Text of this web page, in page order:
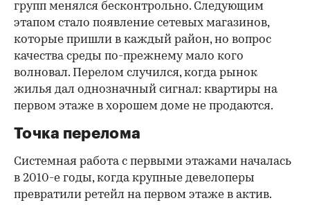
групп менялся бесконтрольно. Следующим
этапом стало появление сетевых магазинов,
которые пришли в каждый район, но вопрос
качества среды по-прежнему мало кого
волновал. Перелом случился, когда рынок
жилья дал однозначный сигнал: квартиры на
первом этаже в хорошем доме не продаются.
Точка перелома
Системная работа с первыми этажами началась
в 2010-е годы, когда крупные девелоперы
превратили ретейл на первом этаже в актив.